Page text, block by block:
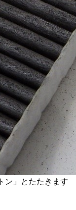
ン」とたたきます